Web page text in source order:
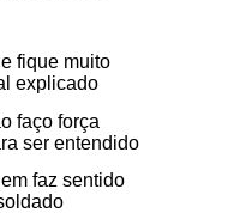
fique muito
explicado
faço força
ser entendido
faz sentido